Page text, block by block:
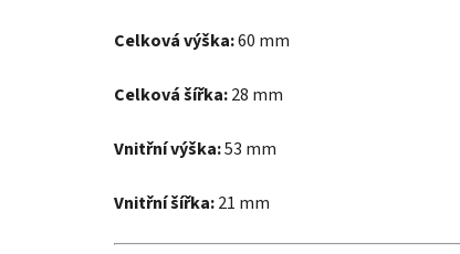
Celková výška:60 mm
Celková šířka:28 mm
Vnitřní výška:53 mm
Vnitřní šířka:21 mm